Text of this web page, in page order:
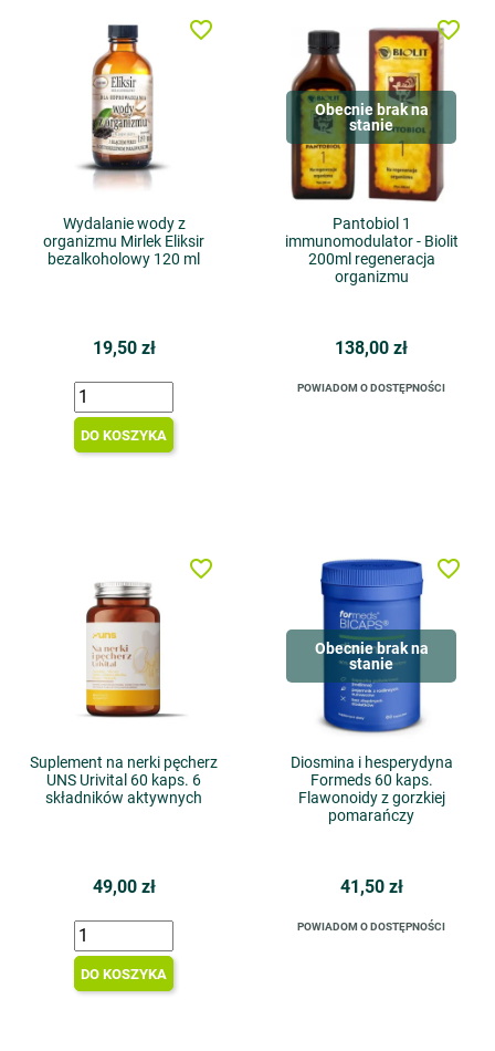
Wydalanie wody z
organizmu Mirlek Eliksir
bezalkoholowy 120 ml
19,50 zł
DO KOSZYKA
favorite_border
Obecnie brak na
stanie
Pantobiol 1
immunomodulator - Biolit
200ml regeneracja
organizmu
138,00 zł
POWIADOM O DOSTĘPNOŚCI
favorite_border
Suplement na nerki pęcherz
UNS Urivital 60 kaps. 6
składników aktywnych
49,00 zł
DO KOSZYKA
favorite_border
Obecnie brak na
stanie
Diosmina i hesperydyna
Formeds 60 kaps.
Flawonoidy z gorzkiej
pomarańczy
41,50 zł
POWIADOM O DOSTĘPNOŚCI
favorite_border